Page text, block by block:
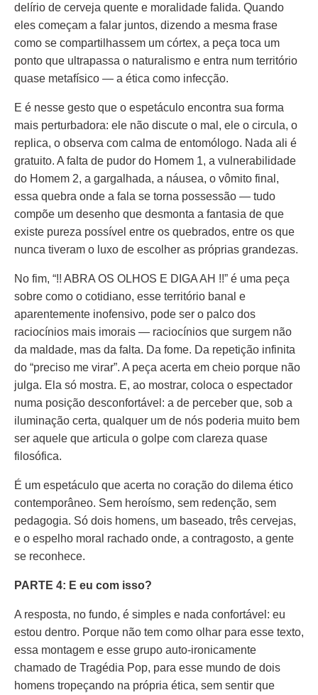
delírio de cerveja quente e moralidade falida. Quando
eles começam a falar juntos, dizendo a mesma frase
como se compartilhassem um córtex, a peça toca um
ponto que ultrapassa o naturalismo e entra num território
quase metafísico — a ética como infecção.
E é nesse gesto que o espetáculo encontra sua forma
mais perturbadora: ele não discute o mal, ele o circula, o
replica, o observa com calma de entomólogo. Nada ali é
gratuito. A falta de pudor do Homem 1, a vulnerabilidade
do Homem 2, a gargalhada, a náusea, o vômito final,
essa quebra onde a fala se torna possessão — tudo
compõe um desenho que desmonta a fantasia de que
existe pureza possível entre os quebrados, entre os que
nunca tiveram o luxo de escolher as próprias grandezas.
No fim, “!! ABRA OS OLHOS E DIGA AH !!” é uma peça
sobre como o cotidiano, esse território banal e
aparentemente inofensivo, pode ser o palco dos
raciocínios mais imorais — raciocínios que surgem não
da maldade, mas da falta. Da fome. Da repetição infinita
do “preciso me virar”. A peça acerta em cheio porque não
julga. Ela só mostra. E, ao mostrar, coloca o espectador
numa posição desconfortável: a de perceber que, sob a
iluminação certa, qualquer um de nós poderia muito bem
ser aquele que articula o golpe com clareza quase
filosófica.
É um espetáculo que acerta no coração do dilema ético
contemporâneo. Sem heroísmo, sem redenção, sem
pedagogia. Só dois homens, um baseado, três cervejas,
e o espelho moral rachado onde, a contragosto, a gente
se reconhece.
PARTE 4: E eu com isso?
A resposta, no fundo, é simples e nada confortável: eu
estou dentro. Porque não tem como olhar para esse texto,
essa montagem e esse grupo auto-ironicamente
chamado de Tragédia Pop, para esse mundo de dois
homens tropeçando na própria ética, sem sentir que